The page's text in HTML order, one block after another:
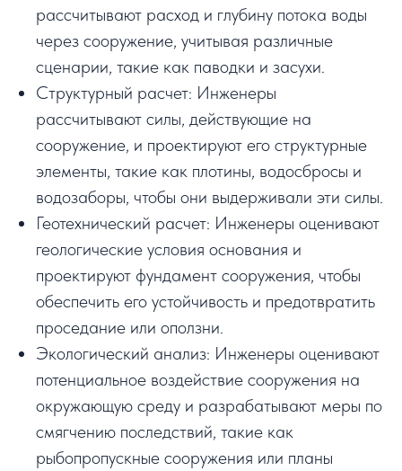
рассчитывают расход и глубину потока воды
через сооружение, учитывая различные
сценарии, такие как паводки и засухи.
Структурный расчет: Инженеры
рассчитывают силы, действующие на
сооружение, и проектируют его структурные
элементы, такие как плотины, водосбросы и
водозаборы, чтобы они выдерживали эти силы.
Геотехнический расчет: Инженеры оценивают
геологические условия основания и
проектируют фундамент сооружения, чтобы
обеспечить его устойчивость и предотвратить
проседание или оползни.
Экологический анализ: Инженеры оценивают
потенциальное воздействие сооружения на
окружающую среду и разрабатывают меры по
смягчению последствий, такие как
рыбопропускные сооружения или планы